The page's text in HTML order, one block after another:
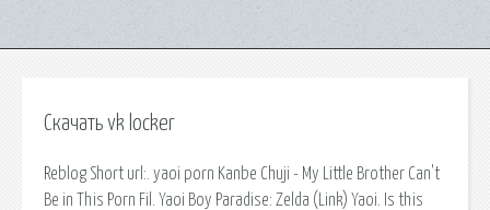
Скачать vk locker
Reblog Short url:. yaoi porn Kanbe Chuji - My Little Brother Can't
Be in This Porn Fil. Yaoi Boy Paradise: Zelda (Link) Yaoi. Is this